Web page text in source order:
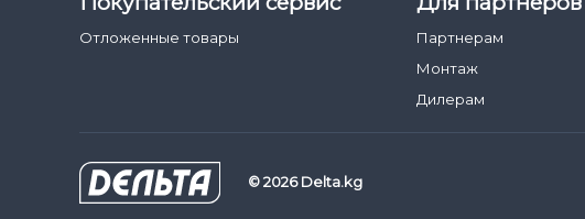
Отложенные товары
Партнерам
Монтаж
Дилерам
© 2026 Delta.kg